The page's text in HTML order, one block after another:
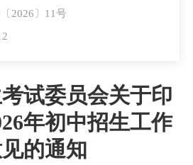
2026〕11号
试委员会关于印
年初中招生工作
的通知